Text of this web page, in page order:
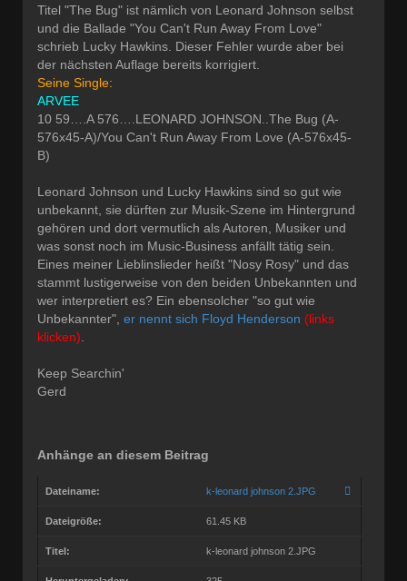
Titel "The Bug" ist nämlich von Leonard Johnson selbst
und die Ballade "You Can't Run Away From Love"
schrieb Lucky Hawkins. Dieser Fehler wurde aber bei
der nächsten Auflage bereits korrigiert.
Seine Single:
ARVEE
10 59….A 576….LEONARD JOHNSON..The Bug (A-
576x45-A)/You Can't Run Away From Love (A-576x45-
B)
Leonard Johnson und Lucky Hawkins sind so gut wie
unbekannt, sie dürften zur Musik-Szene im Hintergrund
gehören und dort vermutlich als Autoren, Musiker und
was sonst noch im Music-Business anfällt tätig sein.
Eines meiner Lieblinslieder heißt "Nosy Rosy" und das
stammt lustigerweise von den beiden Unbekannten und
wer interpretiert es? Ein ebensolcher "so gut wie
Unbekannter", er nennt sich Floyd Henderson (links
klicken)
Keep Searchin'
Gerd
Anhänge an diesem Beitrag
Dateiname: k-leonard johnson 2.JPG
Dateigröße: 61.45 KB
Titel: k-leonard johnson 2.JPG